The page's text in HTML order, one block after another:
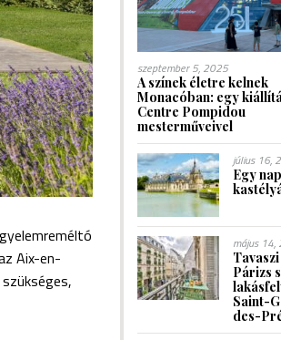
Aix-en-
szeptember 5, 2025
A színek életre kelnek
Monacóban: egy
Centre Pompidou
mesterműveivel
július 16,
Egy
május
Párizs
Saint-
des-